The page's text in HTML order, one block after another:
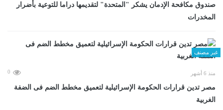
صندوق مكافحة الإدمان يشكر "المتحدة" لتقديمها دراما للتوعية بأضرار
المخدرات
غير مصنف
منذ 6 أشهر 0
مصر تدين قرارات الحكومة الإسرائيلية لتعميق مخطط الضم فى الضفة
الغربية